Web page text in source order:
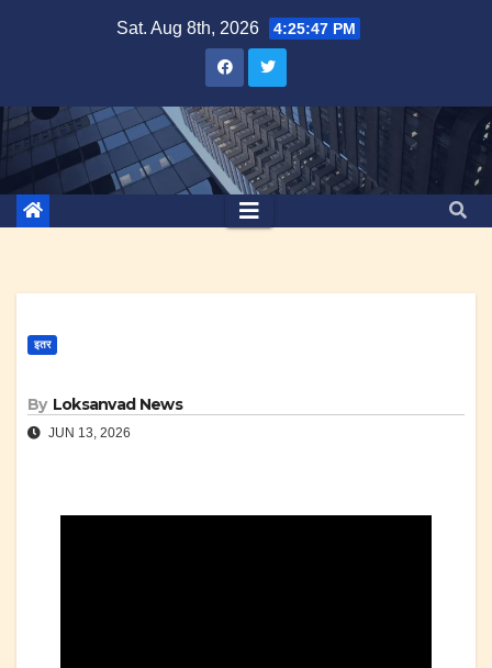
Sat. Aug 8th, 2026 4:25:48 PM
इतर
By Loksanvad News
JUN 13, 2026